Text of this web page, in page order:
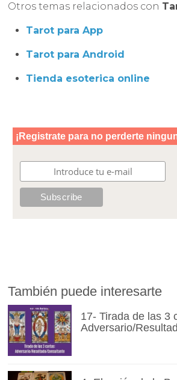
Otros temas relacionados con
Tarot para App
Tarot para Android
Tienda esoterica online
También puede interesarte
17- Tirada de las 3
Adversario/